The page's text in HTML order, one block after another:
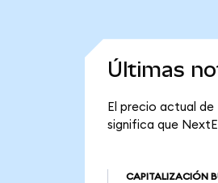
Últimas
El precio actual de
significa que
CAPITALIZACIÓN